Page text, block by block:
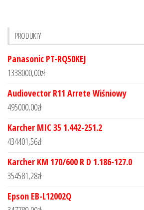
PRODUKTY
Panasonic PT-RQ50KEJ
1338000,00zł
Audiovector R11 Arrete Wiśniowy
495000,00zł
Karcher MIC 35 1.442-251.2
434401,56zł
Karcher KM 170/600 R D 1.186-127.0
354581,28zł
Epson EB-L12002Q